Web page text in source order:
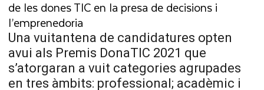
de les dones TIC en la presa de decisions i
l’emprenedoria
Una vuitantena de candidatures opten
avui als Premis DonaTIC 2021 que
s’atorgaran a vuit categories agrupades
en tres àmbits: professional; acadèmic i